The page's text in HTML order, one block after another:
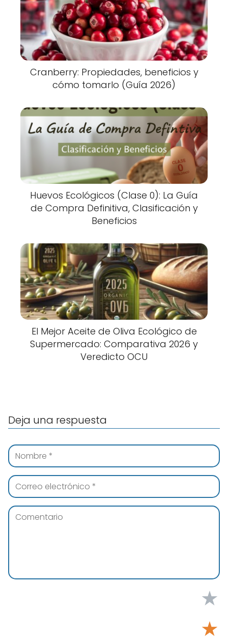
Cranberry: Propiedades, beneficios y
cómo tomarlo (Guía 2026)
Huevos Ecológicos (Clase 0): La Guía
de Compra Definitiva, Clasificación y
Beneficios
El Mejor Aceite de Oliva Ecológico de
Supermercado: Comparativa 2026 y
Veredicto OCU
Deja una respuesta
★
★